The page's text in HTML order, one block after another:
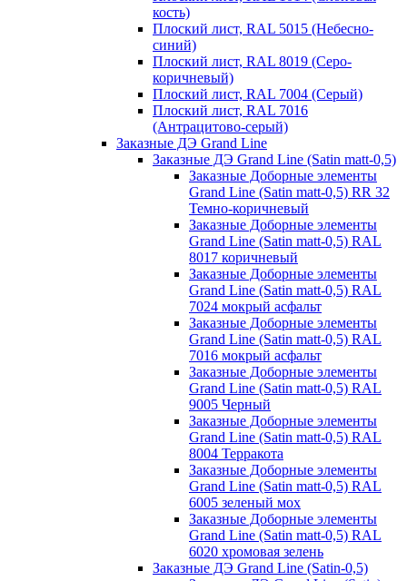
кость)
Плоский лист, RAL 5015 (Небесно-
синий)
Плоский лист, RAL 8019 (Серо-
коричневый)
Плоский лист, RAL 7004 (Серый)
Плоский лист, RAL 7016
(Антрацитово-серый)
Заказные ДЭ Grand Line
Заказные ДЭ Grand Line (Satin matt-0,5)
Заказные Доборные элементы
Grand Line (Satin matt-0,5) RR 32
Темно-коричневый
Заказные Доборные элементы
Grand Line (Satin matt-0,5) RAL
8017 коричневый
Заказные Доборные элементы
Grand Line (Satin matt-0,5) RAL
7024 мокрый асфальт
Заказные Доборные элементы
Grand Line (Satin matt-0,5) RAL
7016 мокрый асфальт
Заказные Доборные элементы
Grand Line (Satin matt-0,5) RAL
9005 Черный
Заказные Доборные элементы
Grand Line (Satin matt-0,5) RAL
8004 Терракота
Заказные Доборные элементы
Grand Line (Satin matt-0,5) RAL
6005 зеленый мох
Заказные Доборные элементы
Grand Line (Satin matt-0,5) RAL
6020 хромовая зелень
Заказные ДЭ Grand Line (Satin-0,5)